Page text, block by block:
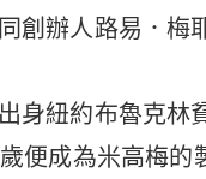
創辦人路易．梅
身紐約布魯克林
便成為米高梅